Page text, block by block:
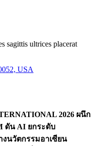
sagittis ultrices placerat
USA
2026 ผนึก
ดัน AI ยกระดับ
นวัตกรรมอาเซียน